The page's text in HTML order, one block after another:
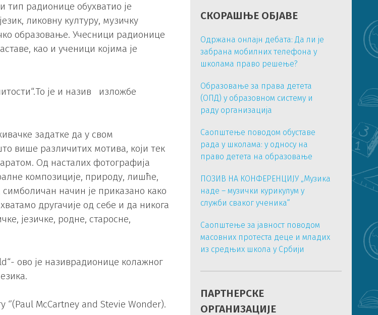
тип радионице обухватио је
ликовну културу, музичку
образовање. Учесници радионице
као и ученици којима је
је и назив изложбе
задатке да у свом
више различитих мотива, који тек
Од насталих фотографија
композиције, природу, лишће,
начин је приказано како
другачије од себе и да никога
језичке, родне, старосне,
ово је називрадионице колажног
‘’(Paul McCartney and Stevie Wonder).
СКОРАШЊЕ ОБЈАВЕ
Одржана онлајн дебата: Да ли је
забрана мобилних телефона у
школама право решење?
Образовање за права детета
(ОПД) у образовном систему и
раду организација
Саопштење поводом обуставе
рада у школама: у односу на
право детета на образовање
ПОЗИВ НА КОНФЕРЕНЦИЈУ „Музика
наде – музички курикулум у
служби сваког ученика“
Саопштење за јавност поводом
масовних протеста деце и младих
из средњих школа у Србији
ПАРТНЕРСКЕ
ОРГАНИЗАЦИЈЕ